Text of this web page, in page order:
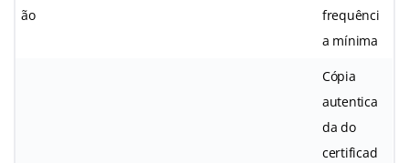
ão
frequênci
a mínima
Cópia
autentica
da do
certificad